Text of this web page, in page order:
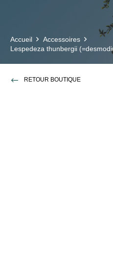
Accueil
Accessoires
Lespedeza thunbergii
RETOUR BOUTIQUE